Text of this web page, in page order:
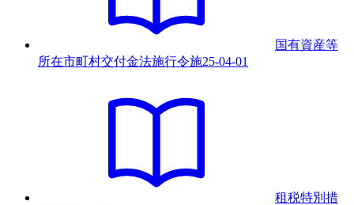
国有資産等
所在市町村交付金法施行令施25-04-01
租税特別措